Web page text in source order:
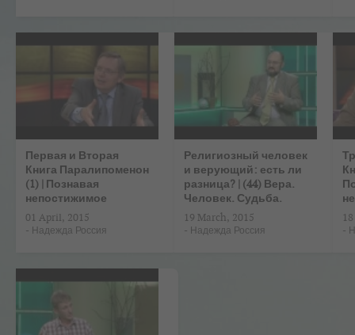
Первая и Вторая
Книга Паралипоменон
(1) | Познавая
непостижимое
01 April, 2015
- Надежда Россия
Религиозный человек
и верующий: есть ли
разница? | (44) Вера.
Человек. Судьба.
19 March, 2015
- Надежда Россия -